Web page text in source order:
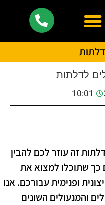
לדלתות
10:01
זה עוזר לכם להבין
כך שתוכלו למצוא את
ופנימית עבורכם. אנו
והמנעולים השונים